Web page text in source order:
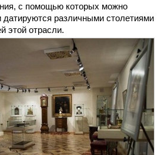
с помощью которых можно
различными столетиями
этой отрасли.